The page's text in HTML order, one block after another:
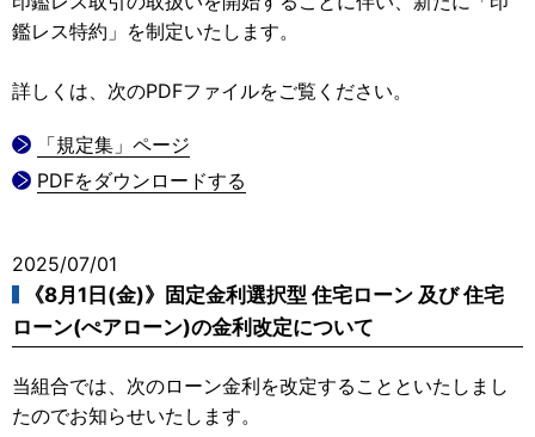
鑑レス特約」を制定いたします。
詳しくは、次のPDFファイルをご覧ください。
「規定集」ページ
PDFをダウンロードする
2025/07/01
《8月1日(金)》固定金利選択型 住宅ローン 及び 住宅
ローン(ぺアローン)の金利改定について
当組合では、次のローン金利を改定することといたしまし
たのでお知らせいたします。